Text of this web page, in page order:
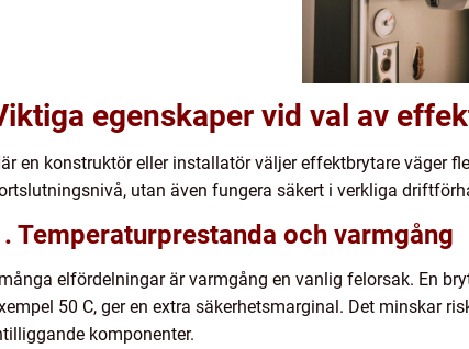
egenskaper vid val av
en konstruktör eller installatör väljer effektbrytare väger
utan även fungera säkert i verkliga
Temperaturprestanda och varmgång
I många elfördelningar är varmgång en vanlig felorsak. En
50 C, ger en extra säkerhetsmarginal. Det minskar
komponenter.